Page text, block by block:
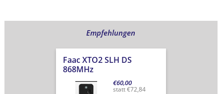
Empfehlungen
Faac XTO2 SLH DS
868MHz
€60,00
statt€72,84